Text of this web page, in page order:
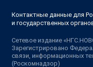
Контактные данные для
и государственных
Сетевое издание
Зарегистрировано
связи, информационных
(Роскомнадзор)